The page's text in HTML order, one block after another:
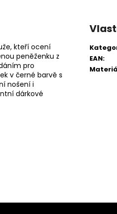
kteří ocení
peněženku z
pro
v černé barvě s
nošení i
dárkové
EAN: